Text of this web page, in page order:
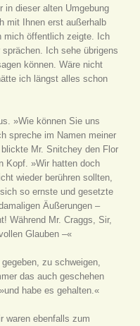
in dieser alten Umgebung
mit Ihnen erst außerhalb
mich öffentlich zeigte. Ich
Ich sehe übrigens
können. Wäre nicht
ich längst alles schon
»Wie können Sie uns
spreche im Namen meiner
Mr. Snitchey den Flor
Kopf. »Wir hatten doch
wieder berühren sollten,
so ernste und gesetzte
Äußerungen –
Während Mr. Craggs, Sir,
Glauben –«
zu schweigen,
das auch geschehen
habe es gehalten.«
waren ebenfalls zum